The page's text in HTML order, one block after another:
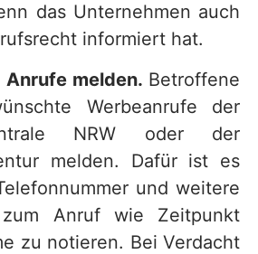
das Unternehmen auch
informiert hat.
melden. Betroffene
Werbeanrufe der
NRW oder der
melden. Dafür ist es
und weitere
zum Anruf wie Zeitpunkt
zu notieren. Bei Verdacht